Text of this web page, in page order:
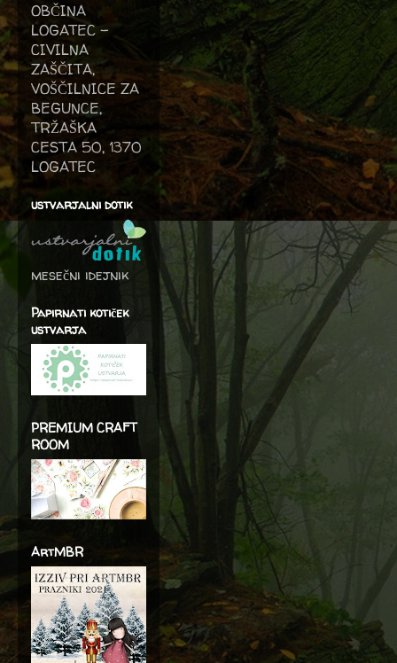
OBČINA
LOGATEC -
CIVILNA
ZAŠČITA,
VOŠČILNICE ZA
BEGUNCE,
TRŽAŠKA
CESTA 50, 1370
LOGATEC
ustvarjalni dotik
mesečni idejnik
Papirnati kotiček
ustvarja
PREMIUM CRAFT
ROOM
ArtMBR